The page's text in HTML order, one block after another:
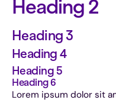
Heading 2
Heading 3
Heading 4
Heading 5
Heading 6
Lorem ipsum dolor sit